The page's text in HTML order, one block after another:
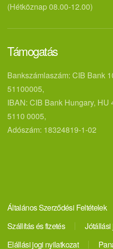
(Hétköznap 08.00-12.00)
Támogatás
Bankszámlaszám: CIB Bank
51100005,
IBAN: CIB Bank Hungary,
5110 0005,
Adószám: 18324819-1-02
Általános Szerződési Feltételek
Szállítás és fizetés
Jótállási
Elállási jogi nyilatkozat